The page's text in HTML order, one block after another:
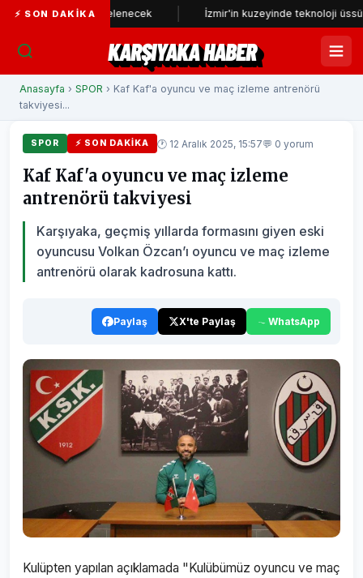
⚡ SON DAKIKA
incelenecek İzmir'in kuzeyinde teknoloji üssü yükseliyor
KARŞIYAKA HABER
Anasayfa › SPOR › Kaf Kaf'a oyuncu ve maç izleme antrenörü
takviyesi...
SPOR ⚡ SON DAKIKA 🕐 12 Aralık 2025, 15:57💬 0 yorum
Kaf Kaf'a oyuncu ve maç izleme
antrenörü takviyesi
Karşıyaka, geçmiş yıllarda formasını giyen eski
oyuncusu Volkan Özcan’ı oyuncu ve maç izleme
antrenörü olarak kadrosuna kattı.
Paylaş X'te Paylaş WhatsApp
Kulüpten yapılan açıklamada "Kulübümüz oyuncu ve maç